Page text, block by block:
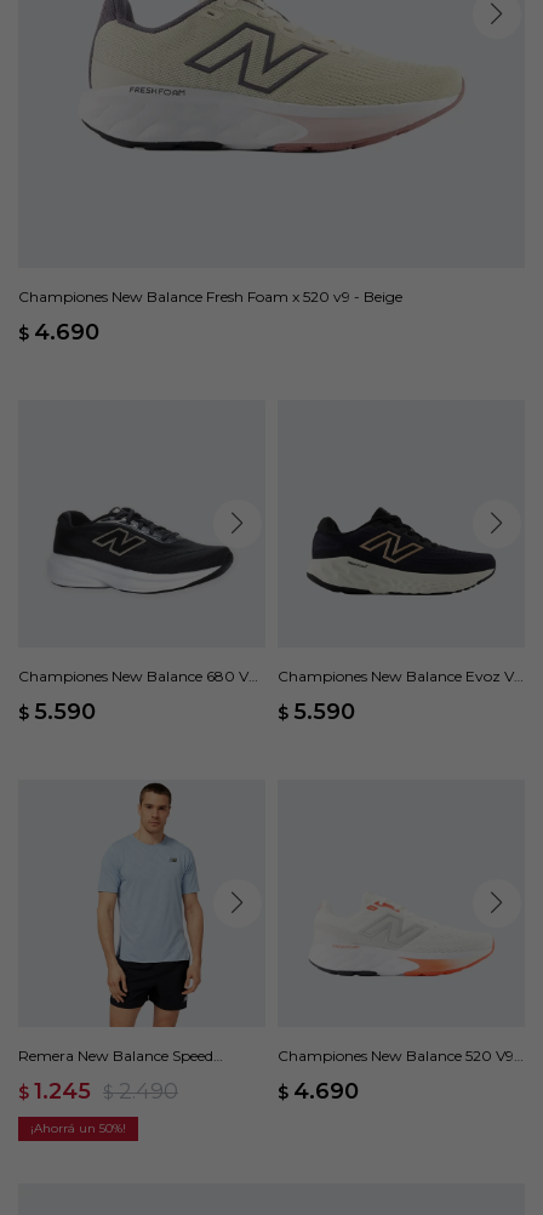
Championes New Balance Fresh Foam x 520 v9 - Beige
$ 4.690
Championes New Balance 680 V9
$ 5.590
Championes New Balance Evoz V4
$ 5.590
Remera New Balance Speed
$ 1.245 $ 2.490
50
Championes New Balance 520 V9 -
$ 4.690